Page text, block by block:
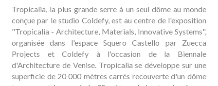
Tropicalia, la plus grande serre à un seul dôme au monde
conçue par le studio Coldefy, est au centre de l'exposition
"Tropicalia - Architecture, Materials, Innovative Systems",
organisée dans l'espace Squero Castello par Zuecca
Projects et Coldefy à l'occasion de la Biennale
d'Architecture de Venise. Tropicalia se développe sur une
superficie de 20 000 mètres carrés recouverte d'un dôme